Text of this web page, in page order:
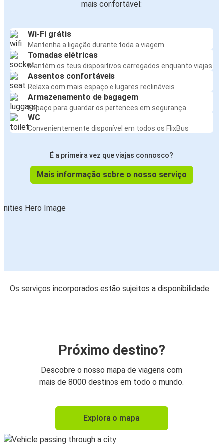
mais confortável:
Wi-Fi grátis
Mantenha a ligação durante toda a viagem
Tomadas elétricas
Mantém os teus dispositivos carregados enquanto viajas
Assentos confortáveis
Relaxa com mais espaço e lugares reclináveis
Armazenamento de bagagem
Espaço para guardar os pertences em segurança
WC
Convenientemente disponível em todos os FlixBus
É a primeira vez que viajas connosco?
Mais informação sobre o nosso serviço
Os serviços incorporados estão sujeitos a disponibilidade
Próximo destino?
Descobre o nosso mapa de viagens com
mais de 8000 destinos em todo o mundo.
Explora o mapa